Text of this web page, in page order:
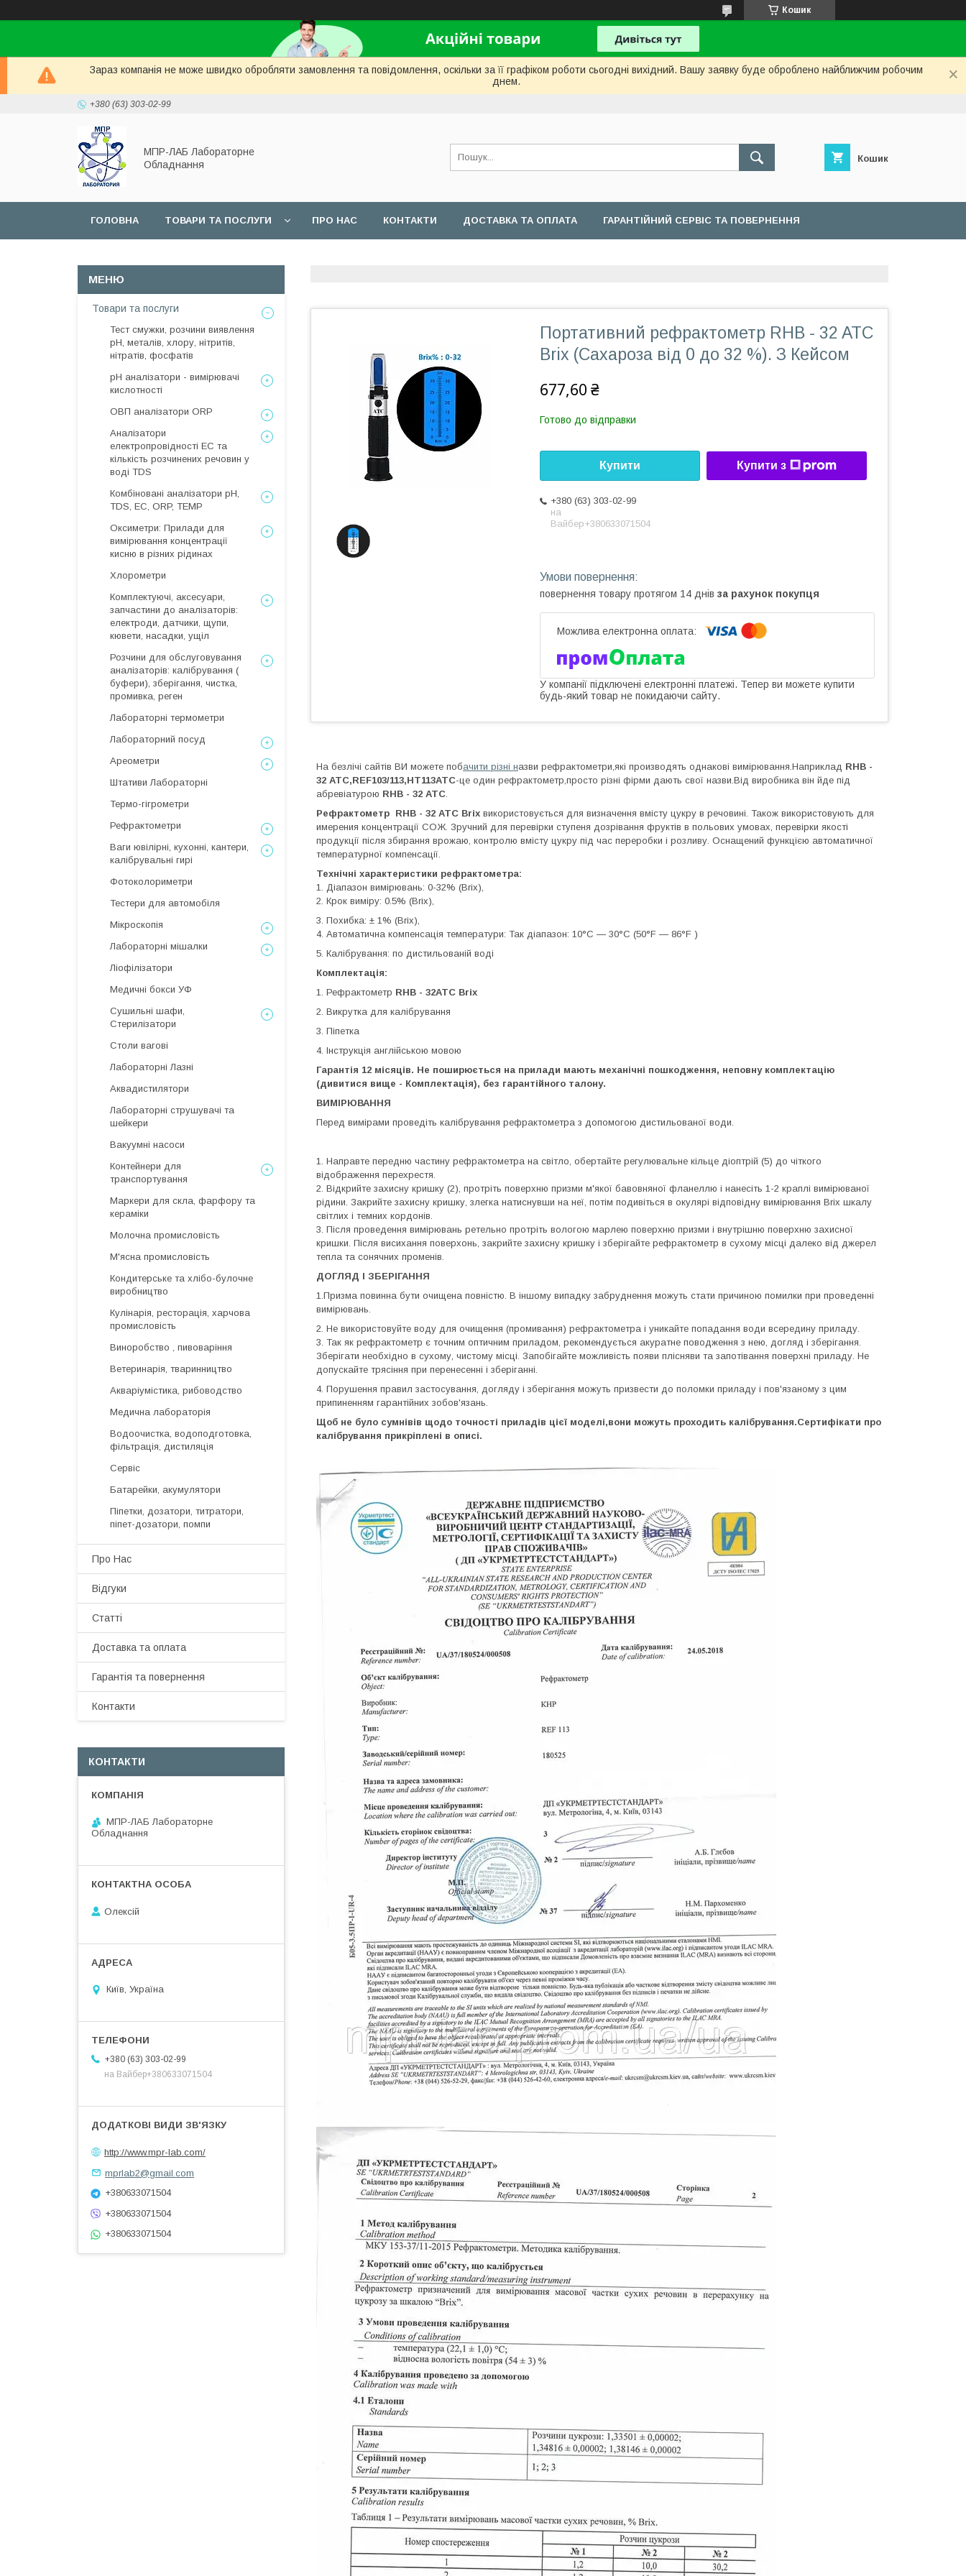
Кошик
Зараз компанія не може швидко обробляти замовлення та повідомлення, оскільки за її графіком роботи сьогодні вихідний. Вашу заявку буде оброблено найближчим робочим
днем.
+380 (63) 303-02-99
МПР-ЛАБ Лабораторне
Обладнання
Кошик
ГОЛОВНА ТОВАРИ ТА ПОСЛУГИ ПРО НАС КОНТАКТИ ДОСТАВКА ТА ОПЛАТА ГАРАНТІЙНИЙ СЕРВІС ТА ПОВЕРНЕННЯ
Портативний рефрактометр RHB - 32 ATC
Brix (Сахароза від 0 до 32 %). З Кейсом
677,60 ₴
Готово до відправки
Купити Купити з
+380 (63) 303-02-99
на
Вайбер+380633071504
повернення товару протягом 14 днів за рахунок покупця
У компанії підключені електронні платежі. Тепер ви можете купити
будь-який товар не покидаючи сайту.
На безлічі сайтів ВИ можете побачити різні назви рефрактометри,які производять однакові вимірювання.Наприклад RHB -
32 ATC,REF103/113,HT113ATC-це один рефрактометр,просто різні фірми дають свої назви.Від виробника він йде під
абревіатурою RHB - 32 ATC
Рефрактометр RHB - 32 ATC Brix використовується для визначення вмісту цукру в речовині. Також використовують для
имерения концентрації СОЖ. Зручний для перевірки ступеня дозрівання фруктів в польових умовах, перевірки якості
продукції після збирання врожаю, контролю вмісту цукру під час переробки і розливу. Оснащений функцією автоматичної
температурної компенсації.
Технічні характеристики рефрактометра:
1. Діапазон вимірювань: 0-32% (Brix),
2. Крок виміру: 0.5% (Brix),
3. Похибка: ± 1% (Brix),
4. Автоматична компенсація температури: Так діапазон: 10°C ― 30°C (50°F ― 86°F )
5. Калібрування: по дистильованій воді
Комплектація:
1. Рефрактометр RHB - 32ATC Brix
2. Викрутка для калібрування
3. Піпетка
4. Інструкція англійською мовою
Гарантія 12 місяців. Не поширюється на прилади мають механічні пошкодження, неповну комплектацію
(дивитися вище - Комплектація), без гарантійного талону.
ВИМІРЮВАННЯ
Перед вимірами проведіть калібрування рефрактометра з допомогою дистильованої води.
1. Направте передню частину рефрактометра на світло, обертайте регулювальне кільце діоптрій (5) до чіткого
відображення перехрестя.
2. Відкрийте захисну кришку (2), протріть поверхню призми м'якої бавовняної фланеллю і нанесіть 1-2 краплі вимірюваної
рідини. Закрийте захисну кришку, злегка натиснувши на неї, потім подивіться в окулярі відповідну вимірювання Brix шкалу
світлих і темних кордонів.
3. Після проведення вимірювань ретельно протріть вологою марлею поверхню призми і внутрішню поверхню захисної
кришки. Після висихання поверхонь, закрийте захисну кришку і зберігайте рефрактометр в сухому місці далеко від джерел
тепла та сонячних променів.
ДОГЛЯД І ЗБЕРІГАННЯ
1.Призма повинна бути очищена повністю. В іншому випадку забруднення можуть стати причиною помилки при проведенні
вимірювань.
2. Не використовуйте воду для очищення (промивання) рефрактометра і уникайте попадання води всередину приладу.
3. Так як рефрактометр є точним оптичним приладом, рекомендується акуратне поводження з нею, догляд і зберігання.
Зберігати необхідно в сухому, чистому місці. Запобігайте можливість появи плісняви та запотівання поверхні приладу. Не
допускайте трясіння при перенесенні і зберіганні.
4. Порушення правил застосування, догляду і зберігання можуть призвести до поломки приладу і пов'язаному з цим
припиненням гарантійних зобов'язань.
Щоб не було сумнівів щодо точності приладів цієї моделі,вони можуть проходить калібрування.Сертифікати про
калібрування прикріплені в описі.
Товари та послуги
Тест смужки, розчини виявлення
рН, металів, хлору, нітритів,
нітратів, фосфатів
рН аналізатори - вимірювачі
кислотності
ОВП аналізатори ORP
Аналізатори
електропровідності EC та
кількість розчинених речовин у
воді TDS
Комбіновані аналізатори pH,
TDS, EC, ORP, TEMP
Оксиметри: Прилади для
вимірювання концентрації
кисню в різних рідинах
Хлорометри
Комплектуючі, аксесуари,
запчастини до аналізаторів:
електроди, датчики, щупи,
кювети, насадки, ущіл
Розчини для обслуговування
аналізаторів: калібрування (
буфери), зберігання, чистка,
промивка, реген
Лабораторні термометри
Лабораторний посуд
Ареометри
Штативи Лабораторні
Термо-гігрометри
Рефрактометри
Ваги ювілірні, кухонні, кантери,
калібрувальні гирі
Фотоколориметри
Тестери для автомобіля
Мікроскопія
Лабораторні мішалки
Ліофілізатори
Медичні бокси УФ
Сушильні шафи,
Стерилізатори
Столи вагові
Лабораторні Лазні
Аквадистилятори
Лабораторні струшувачі та
шейкери
Вакуумні насоси
Контейнери для
транспортування
Маркери для скла, фарфору та
кераміки
Молочна промисловість
М'ясна промисловість
Кондитерське та хлібо-булочне
виробництво
Кулінарія, ресторація, харчова
промисловість
Виноробство , пивоваріння
Ветеринарія, тваринництво
Акваріумістика, рибоводство
Медична лабораторія
Водоочистка, водоподготовка,
фільтрація, дистиляція
Сервіс
Батарейки, акумулятори
Піпетки, дозатори, титратори,
піпет-дозатори, помпи
Про Нас
Відгуки
Статті
Доставка та оплата
Гарантія та повернення
Контакти
КОНТАКТИ
МПР-ЛАБ Лабораторне
Обладнання
Олексій
Київ, Україна
+380 (63) 303-02-99
на Вайбер+380633071504
http://www.mpr-lab.com/
mprlab2@gmail.com
+380633071504
+380633071504
+380633071504